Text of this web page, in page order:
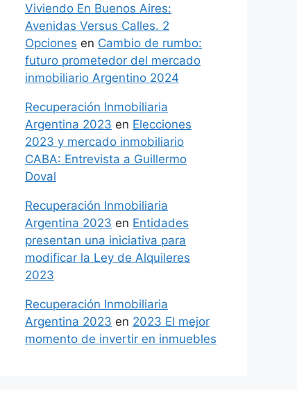
Viviendo En Buenos Aires:
Avenidas Versus Calles. 2
Opciones en Cambio de rumbo:
futuro prometedor del mercado
inmobiliario Argentino 2024
Recuperación Inmobiliaria
Argentina 2023 en Elecciones
2023 y mercado inmobiliario
CABA: Entrevista a Guillermo
Doval
Recuperación Inmobiliaria
Argentina 2023 en Entidades
presentan una iniciativa para
modificar la Ley de Alquileres
2023
Recuperación Inmobiliaria
Argentina 2023 en 2023 El mejor
momento de invertir en inmuebles